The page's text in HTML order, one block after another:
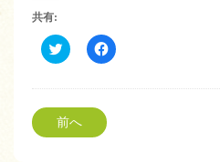
共有:
ク
リ
し
て
Twitter
で
共
Facebook
で
す
前へ